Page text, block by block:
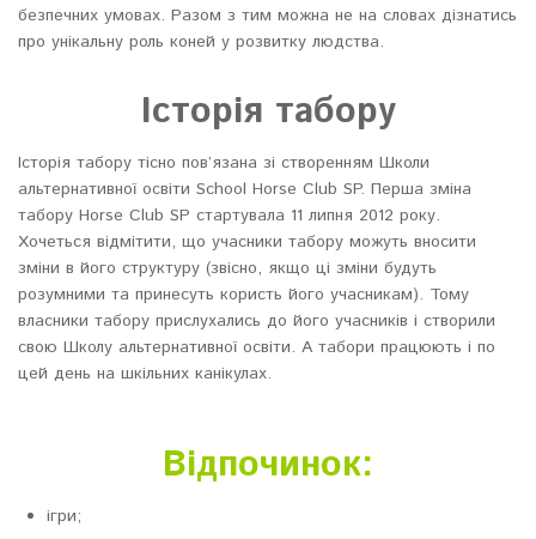
безпечних умовах. Разом з тим можна не на словах дізнатись
про унікальну роль коней у розвитку людства.
Історія табору
Історія табору тісно пов’язана зі створенням Школи
альтернативної освіти School Horse Club SP. Перша зміна
табору Horse Club SP стартувала 11 липня 2012 року.
Хочеться відмітити, що учасники табору можуть вносити
зміни в його структуру (звісно, якщо ці зміни будуть
розумними та принесуть користь його учасникам). Тому
власники табору прислухались до його учасників і створили
свою Школу альтернативної освіти. А табори працюють і по
цей день на шкільних канікулах.
Відпочинок:
ігри;